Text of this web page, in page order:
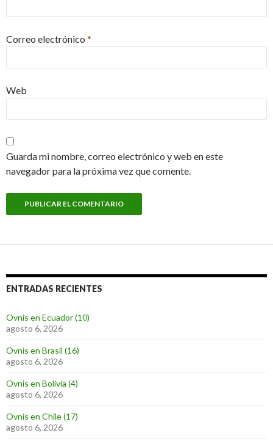
Correo electrónico *
Web
Guarda mi nombre, correo electrónico y web en este
navegador para la próxima vez que comente.
ENTRADAS RECIENTES
Ovnis en Ecuador (10)
agosto 6, 2026
Ovnis en Brasil (16)
agosto 6, 2026
Ovnis en Bolivia (4)
agosto 6, 2026
Ovnis en Chile (17)
agosto 6, 2026